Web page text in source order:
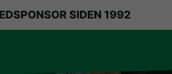
SIDEN 1992